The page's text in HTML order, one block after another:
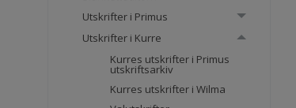
Utskrifter i Primus
Utskrifter i Kurre
Kurres utskrifter i Primus
utskriftsarkiv
Kurres utskrifter i Wilma